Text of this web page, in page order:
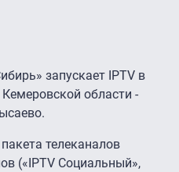
запускает IPTV в
области -
телеканалов
(«IPTV Социальный»,